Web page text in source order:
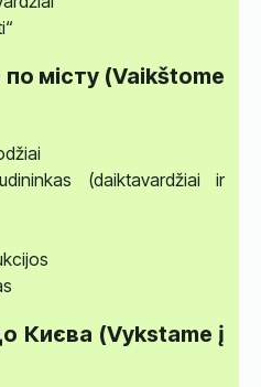
місту (Vaikštome
(daiktavardžiai ir
Києва (Vykstame į